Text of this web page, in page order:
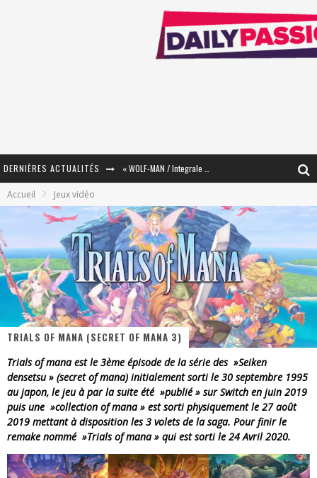
DERNIÈRES ACTUALITÉS
« Le Béton et le Bambou / Propositions pour Mayotte et le Monde. » - Améliorations !
Star Fox
PsyRiver 2026 : la magie revient sur les rives de l’Aar
« MOFUSAND / Parler Japonais » – Des Expressions Pratiques !
« Dr Wertham / L’homme qui étudia les tueurs en série » - Un Métier à Risque !
Assassin's Creed Black Flag Resynced
« Le Vent dand les Saules » - Une Belle Histoire !
« Damn Them All » - Un duo de Choc !
Yoshi and the mysterious book
Accueil Jeux vidéo
TRIALS OF MANA (SECRET OF MANA 3)
Trials of mana est le 3ème épisode de la série des »Seiken
densetsu » (secret of mana) initialement sorti le 30 septembre 1995
au japon, le jeu à par la suite été »publié » sur Switch en juin 2019
puis une »collection of mana » est sorti physiquement le 27août
2019 mettant à disposition les 3 volets de la saga. Pour finir le
remake nommé »Trials of mana » qui est sorti le 24 Avril 2020.